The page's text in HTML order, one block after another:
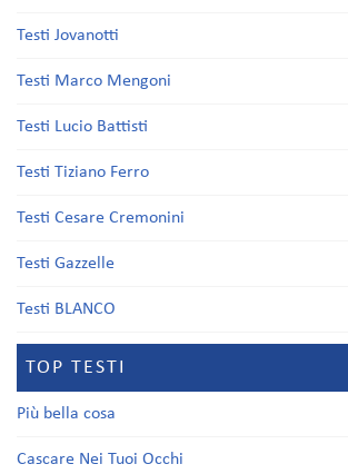
Testi Jovanotti
Testi Marco Mengoni
Testi Lucio Battisti
Testi Tiziano Ferro
Testi Cesare Cremonini
Testi Gazzelle
Testi BLANCO
TOP TESTI
Più bella cosa
Cascare Nei Tuoi Occhi